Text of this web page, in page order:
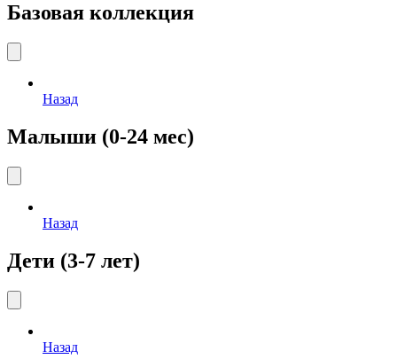
Базовая коллекция
Назад
Малыши (0-24 мес)
Назад
Дети (3-7 лет)
Назад